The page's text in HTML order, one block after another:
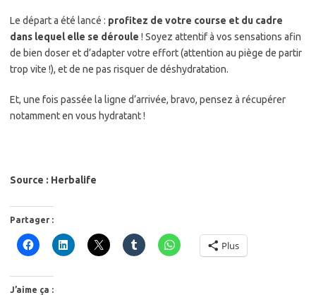
Le départ a été lancé : profitez de votre course et du cadre
dans lequel elle se déroule ! Soyez attentif à vos sensations afin
de bien doser et d’adapter votre effort (attention au piège de partir
trop vite !), et de ne pas risquer de déshydratation.
Et, une fois passée la ligne d’arrivée, bravo, pensez à récupérer
notamment en vous hydratant !
Source : Herbalife
Partager :
Plus
J’aime ça :